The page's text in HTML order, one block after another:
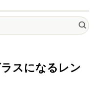
スになるレン